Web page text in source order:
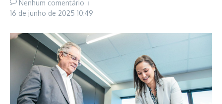
Nenhum comentário
16 de junho de 2025 10:49